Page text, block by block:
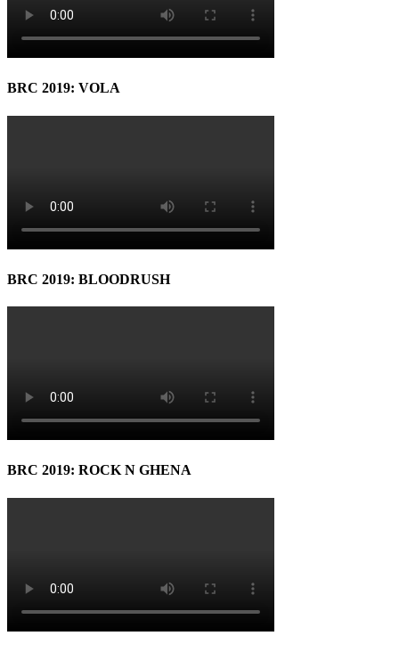
BRC 2019: VOLA
BRC 2019: BLOODRUSH
BRC 2019: ROCK N GHENA